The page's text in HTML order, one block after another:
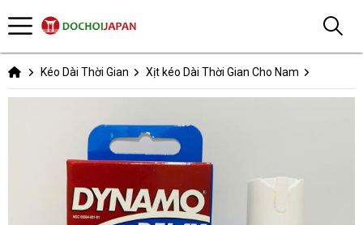
Kéo Dài Thời Gian Xịt kéo Dài Thời Gian Cho Nam